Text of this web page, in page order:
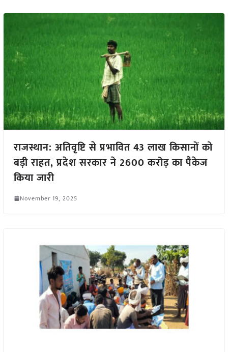
राजस्थान: अतिवृष्टि से प्रभावित 43 लाख किसानों को
बड़ी राहत, प्रदेश सरकार ने 2600 करोड़ का पैकेज
किया जारी
November 19, 2025